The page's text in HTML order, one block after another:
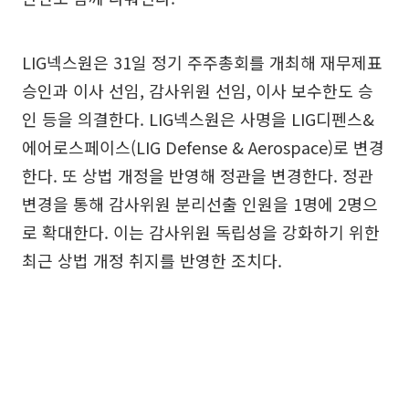
LIG넥스원은 31일 정기 주주총회를 개최해 재무제표
승인과 이사 선임, 감사위원 선임, 이사 보수한도 승
인 등을 의결한다. LIG넥스원은 사명을 LIG디펜스&
에어로스페이스(LIG Defense & Aerospace)로 변경
한다. 또 상법 개정을 반영해 정관을 변경한다. 정관
변경을 통해 감사위원 분리선출 인원을 1명에 2명으
로 확대한다. 이는 감사위원 독립성을 강화하기 위한
최근 상법 개정 취지를 반영한 조치다.